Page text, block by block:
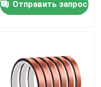
Отправить запрос